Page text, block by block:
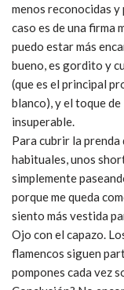
menos reconocidas y
caso es de una firma
puedo estar más
bueno, es gordito y
(que es el principal
blanco), y el toque
insuperable.
Para cubrir la prenda
habituales, unos
simplemente
porque me queda
siento más vestida
Ojo con el capazo.
flamencos siguen
pompones cada vez